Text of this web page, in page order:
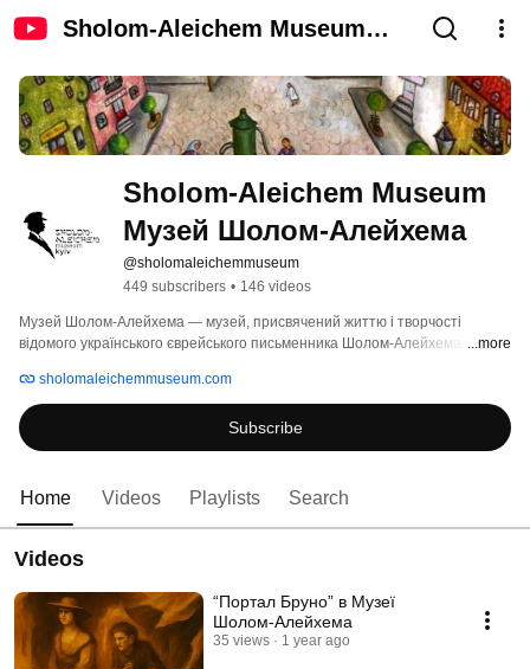
Sholom-Aleichem Museum
Sholom-Aleichem Museum
Музей Шолом-Алейхема
@sholomaleichemmuseum
449 subscribers • 146 videos
Музей Шолом-Алейхема — музей, присвячений життю і творчості
відомого українського єврейського письменника Шолом-Алейхема. ...more
sholomaleichemmuseum.com
Subscribe
Home Videos Playlists Search
Videos
“Портал Бруно” в Музеї
Шолом-Алейхема
35 views 1 year ago